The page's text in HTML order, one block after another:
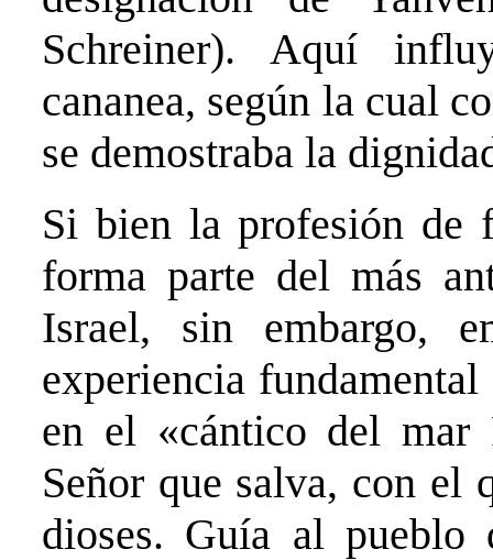
Schreiner). Aquí
cananea, según la cual
se demostraba la
Si bien la profesión de
forma parte del más
Israel, sin embargo,
experiencia
en el «cántico del
Señor que salva, con el
dioses. Guía al pueblo